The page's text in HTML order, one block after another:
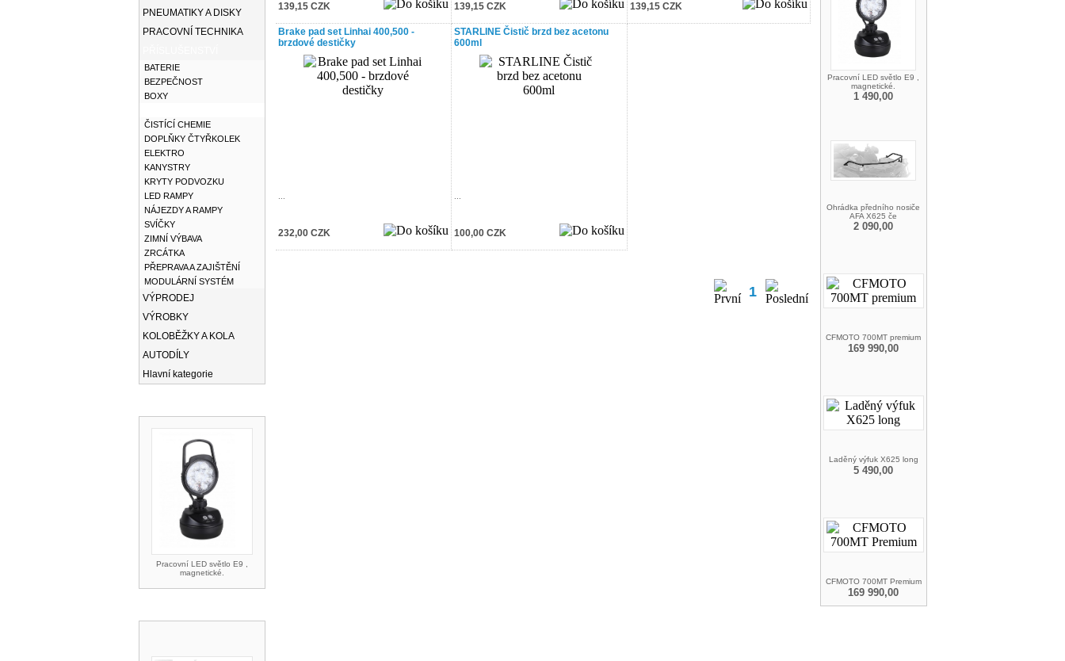
PNEUMATIKY A DISKY
PRACOVNÍ TECHNIKA
BATERIE
BEZPEČNOST
BOXY
ČISTÍCÍ CHEMIE
DOPLŇKY ČTYŘKOLEK
ELEKTRO
KANYSTRY
KRYTY PODVOZKU
LED RAMPY
NÁJEZDY A RAMPY
SVÍČKY
ZIMNÍ VÝBAVA
ZRCÁTKA
PŘEPRAVA A ZAJIŠTĚNÍ
MODULÁRNÍ SYSTÉM
VÝPRODEJ
VÝROBKY
KOLOBĚŽKY A KOLA
AUTODÍLY
Hlavní kategorie
Pracovní LED světlo E9 ,
magnetické.
139,15 CZK 139,15 CZK 139,15 CZK
Brake pad set Linhai 400,500 -
brzdové destičky
232,00 CZK
STARLINE Čistič brzd bez acetonu
600ml
100,00 CZK
1
Pracovní LED světlo E9 ,
magnetické.
1 490,00
Ohrádka předního nosiče
AFA X625 če
2 090,00
CFMOTO 700MT premium
169 990,00
Laděný výfuk X625 long
5 490,00
CFMOTO 700MT Premium
169 990,00